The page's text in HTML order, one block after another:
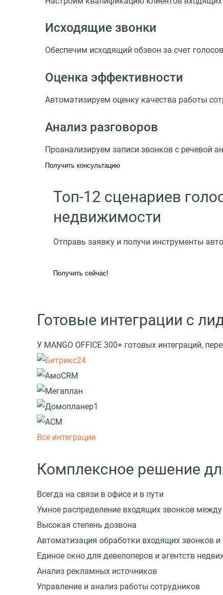
Исходящие звонки
Обеспечим исходящий обзвон за счет
Оценка эффективности
Автоматизируем оценку качества работы
Анализ разговоров
Проанализируем записи звонков с речевой
Получить консультацию
Топ-12 сценариев
недвижимости
Отправь заявку и получи инструменты
Получить сейчас!
Готовые интеграции с
У MANGO OFFICE 300+ готовых интеграций,
Все интеграции
Комплексное решение
Всегда на связи в офисе и в пути
Умное распределение входящих звонков
Высокая степень дозвона
Автоматизация обработки входящих звонков
Единое окно для девелоперов и агентств
Анализ рекламных источников
Управление и анализ работы сотрудников